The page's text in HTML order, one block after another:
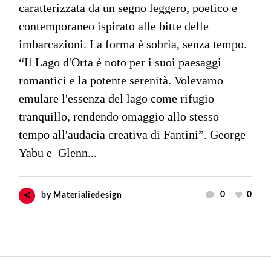
caratterizzata da un segno leggero, poetico e
contemporaneo ispirato alle bitte delle
imbarcazioni. La forma è sobria, senza tempo.
“Il Lago d'Orta è noto per i suoi paesaggi
romantici e la potente serenità. Volevamo
emulare l'essenza del lago come rifugio
tranquillo, rendendo omaggio allo stesso
tempo all'audacia creativa di Fantini”. George
Yabu e Glenn...
by Materialiedesign 0 0